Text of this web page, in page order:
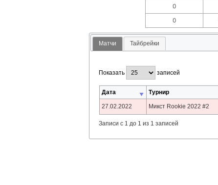
0
0
Матчи Тайбрейки
Показать записей
Дата Турнир
27.02.2022 Микст Rookie 2022 #2
Записи с 1 до 1 из 1 записей